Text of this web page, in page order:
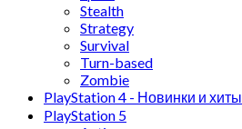
Stealth
Strategy
Survival
Turn-based
Zombie
PlayStation 4 - Новинки и хиты
PlayStation 5